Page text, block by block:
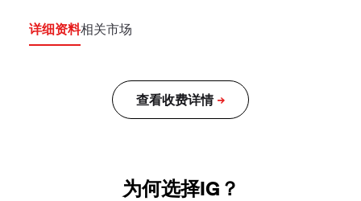
详细资料相关市场
为何选择IG？